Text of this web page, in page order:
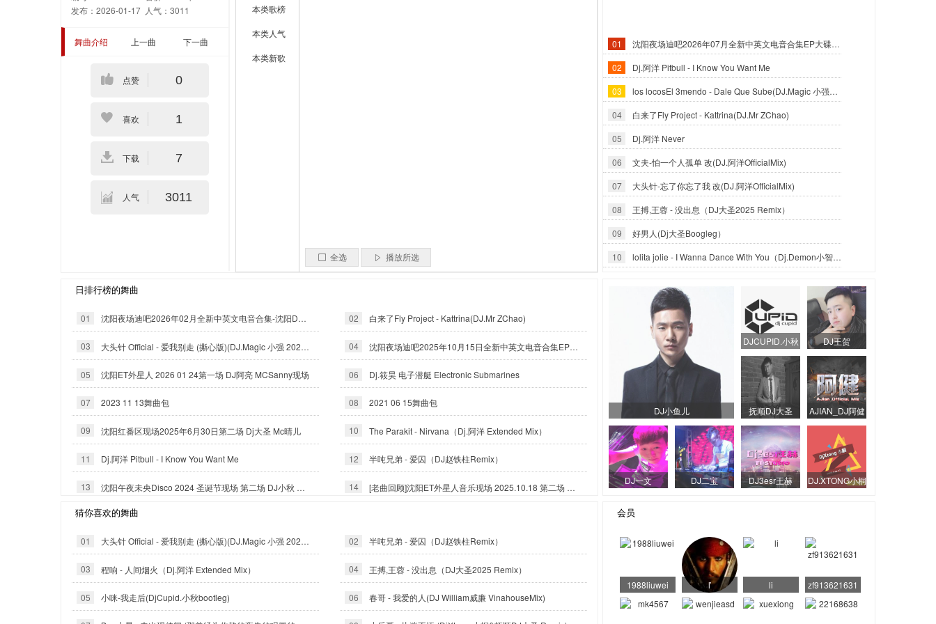
发布：2026-01-17 人气：3011
舞曲介绍 上一曲 下一曲
点赞 0
喜欢 1
下载 7
人气 3011
本类歌榜
本类人气
本类新歌
全选 播放所选
01
沈阳夜场迪吧2026年07月全新中英文电音合集EP大碟-沈阳DJ小良
02
Dj.阿洋 Pitbull - I Know You Want Me
03
los locosEl 3mendo - Dale Que Sube(DJ.Magic 小强Official Mix)
04
白来了Fly Project - Kattrina(DJ.Mr ZChao)
05
Dj.阿洋 Never
06
文夫-怕一个人孤单 改(DJ.阿洋OfficialMix)
07
大头针-忘了你忘了我 改(DJ.阿洋OfficialMix)
08
王搏,王蓉 - 没出息（DJ大圣2025 Remix）
09
好男人(Dj大圣Boogleg）
10
lolita jolie - I Wanna Dance With You（Dj.Demon小智_Reximx）
日排行榜的舞曲
01 沈阳夜场迪吧2026年02月全新中英文电音合集-沈阳DJ小良 02 白来了Fly Project - Kattrina(DJ.Mr ZChao)
03 大头针 Official - 爱我别走 (撕心版)(DJ.Magic 小强 2025 Exented Mix) 04 沈阳夜场迪吧2025年10月15日全新中英文电音合集EP大碟-沈阳DJ小良
05 沈阳ET外星人 2026 01 24第一场 DJ阿亮 MCSanny现场 06 Dj.筱昊 电子潜艇 Electronic Submarines
07 2023 11 13舞曲包 08 2021 06 15舞曲包
09 沈阳红番区现场2025年6月30日第二场 Dj大圣 Mc晴儿 10 The Parakit - Nirvana（Dj.阿洋 Extended Mix）
11 Dj.阿洋 Pitbull - I Know You Want Me 12 半吨兄弟 - 爱囚（DJ赵铁柱Remix）
13 沈阳午夜未央Disco 2024 圣诞节现场 第二场 DJ小秋 MC于洋 14 [老曲回顾]沈阳ET外星人音乐现场 2025.10.18 第二场 DJ二曼 MC托尼
猜你喜欢的舞曲
01 大头针 Official - 爱我别走 (撕心版)(DJ.Magic 小强 2025 Exented Mix) 02 半吨兄弟 - 爱囚（DJ赵铁柱Remix）
03 程响 - 人间烟火（Dj.阿洋 Extended Mix） 04 王搏,王蓉 - 没出息（DJ大圣2025 Remix）
05 小咪-我走后(DjCupid.小秋bootleg) 06 春哥 - 我爱的人(DJ William威廉 VinahouseMix)
DJ小鱼儿
DJCUPID.小秋 DJ王贺
抚顺DJ大圣 AJIAN_DJ阿健
DJ一文 DJ二宝 DJ3esr王赫 DJ.XTONG小桐
会员
1988liuwei ľ li zf913621631